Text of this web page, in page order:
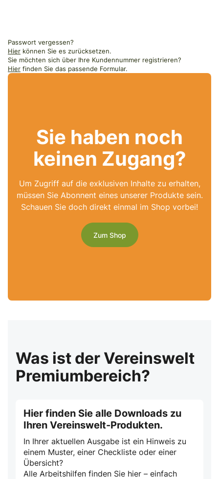
Passwort vergessen?
Hier können Sie es zurücksetzen.
Sie möchten sich über Ihre Kundennummer registrieren?
Hier finden Sie das passende Formular.
Sie haben noch
keinen Zugang?
Um Zugriff auf die exklusiven Inhalte zu erhalten,
müssen Sie Abonnent eines unserer Produkte sein.
Schauen Sie doch direkt einmal im Shop vorbei!
Zum Shop
Was ist der Vereinswelt
Premiumbereich?
Hier finden Sie alle Downloads zu
Ihren Vereinswelt-Produkten.
In Ihrer aktuellen Ausgabe ist ein Hinweis zu
einem Muster, einer Checkliste oder einer
Übersicht?
Alle Arbeitshilfen finden Sie hier – einfach